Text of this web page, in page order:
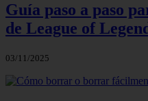
Guía paso a paso
de League of
03/11/2025